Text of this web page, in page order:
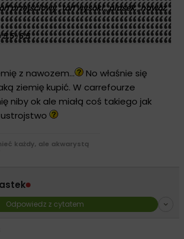
przejściowy , torf wysoki , piasek ,nawóz
5,5-6,5
z nawozem...
No właśnie się
ziemię kupić. W carrefourze
niby ok ale miałą coś takiego jak
każdy, ale akwarystą
Odpowiedz z cytatem